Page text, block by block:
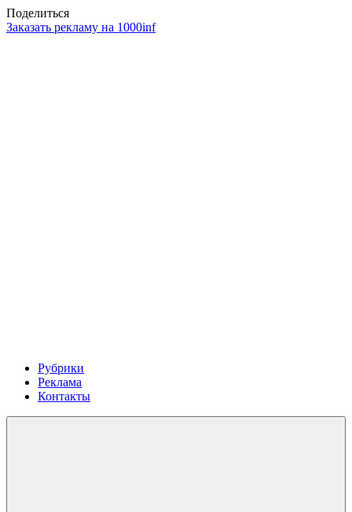
Поделиться
Заказать рекламу на 1000inf
Рубрики
Реклама
Контакты